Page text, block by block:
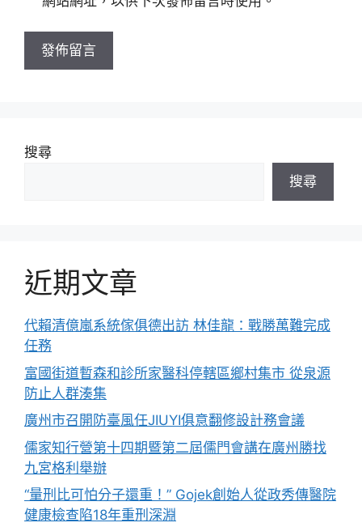
址
搜尋
搜尋
近期文章
代賴清億嵐系統傢俱德出訪 林佳龍：戰勝萬難完成
任務
富國街道暫森和診所家醫科停轄區鄉村集市 從泉源
防止人群湊集
廣州市召開防臺風任JIUYI俱意翻修設計務會議
儒家知行營第十四期暨第二屆儒門會講在廣州勝找
九宮格利舉辦
“量刑比可怕分子還重！” Gojek創始人從政秀傳醫院
健康檢查陷18年重刑深淵